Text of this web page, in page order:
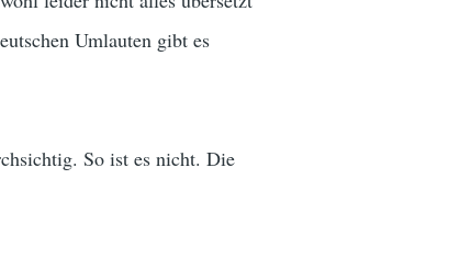
Umlauten gibt es
So ist es nicht. Die